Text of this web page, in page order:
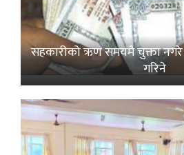
सहकारीको ऋण समयमै चुक्ता नगरे
गरिने